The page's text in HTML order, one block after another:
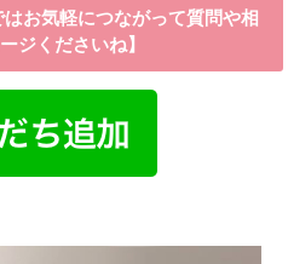
はお気軽につながって質問や相
ジくださいね】